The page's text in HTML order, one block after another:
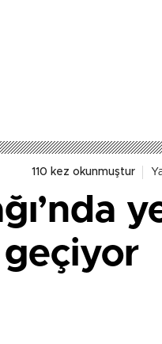
110 kez okunmuştur